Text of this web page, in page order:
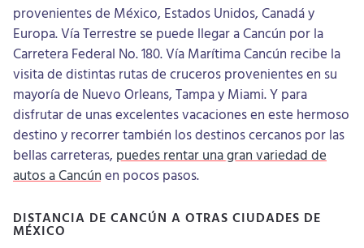
provenientes de México, Estados Unidos, Canadá y
Europa. Vía Terrestre se puede llegar a Cancún por la
Carretera Federal No. 180. Vía Marítima Cancún recibe la
visita de distintas rutas de cruceros provenientes en su
mayoría de Nuevo Orleans, Tampa y Miami. Y para
disfrutar de unas excelentes vacaciones en este hermoso
destino y recorrer también los destinos cercanos por las
bellas carreteras, puedes rentar una gran variedad de
autos a Cancún en pocos pasos.
DISTANCIA DE CANCÚN A OTRAS CIUDADES DE
MÉXICO